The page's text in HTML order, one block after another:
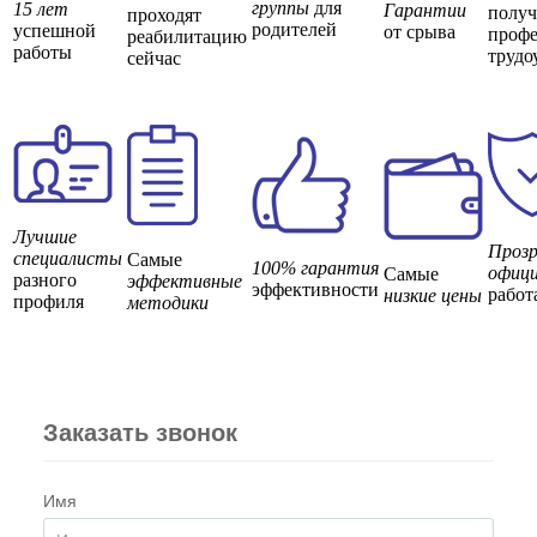
15 лет
успешной
работы
проходят
реабилитацию
сейчас
группы для
родителей
Гарантии
от срыва
Лучшие
специалисты
разного
профиля
Самые
эффективные
методики
100% гарантия
эффективности
Самые
низкие цены